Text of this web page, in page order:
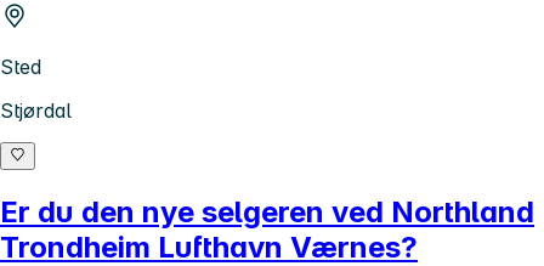
Sted
Stjørdal
Er du den nye selgeren ved Northland
Trondheim Lufthavn Værnes?